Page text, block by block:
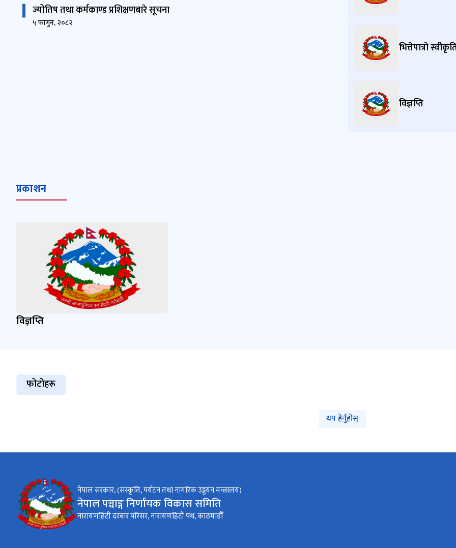
ज्योतिष तथा कर्मकाण्ड प्रशिक्षणबारे सूचना
५ फागुन, २०८२
भित्तेपात्रो
विज्ञप्ति
प्रकाशन
विज्ञप्ति
फोटोहरू
थप हेर्नुहोस्
नेपाल सरकार, (संस्कृति, पर्यटन तथा नागरिक उड्डयन मन्त्रालय)
नेपाल पञ्चाङ्ग निर्णायक विकास समिति
नारायणहिटी दरबार परिसर, नारायणहिटी पथ, काठमाडौँ